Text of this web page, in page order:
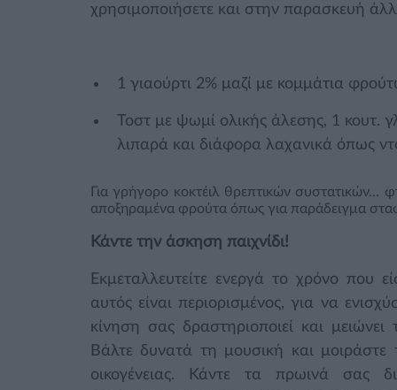
χρησιμοποιήσετε και στην παρασκευή
1 γιαούρτι 2% μαζί με κομμάτια
Τοστ με ψωμί ολικής άλεσης, 1 κουτ.
λιπαρά και διάφορα λαχανικά όπως
Για γρήγορο κοκτέιλ θρεπτικών συστατικών…
αποξηραμένα φρούτα όπως για παράδειγμα
Κάντε την άσκηση παιχνίδι!
Εκμεταλλευτείτε ενεργά το χρόνο που
αυτός είναι περιορισμένος, για να
κίνηση σας δραστηριοποιεί και
Βάλτε δυνατά τη μουσική και μοιράστε
οικογένειας. Κάντε τα πρωινά σας